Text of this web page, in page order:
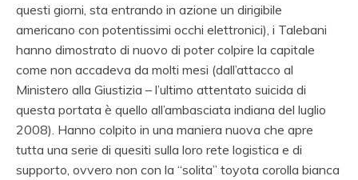
questi giorni, sta entrando in azione un dirigibile
americano con potentissimi occhi elettronici), i Talebani
hanno dimostrato di nuovo di poter colpire la capitale
come non accadeva da molti mesi (dall’attacco al
Ministero alla Giustizia – l’ultimo attentato suicida di
questa portata è quello all’ambasciata indiana del luglio
2008). Hanno colpito in una maniera nuova che apre
tutta una serie di quesiti sulla loro rete logistica e di
supporto, ovvero non con la “solita” toyota corolla bianca